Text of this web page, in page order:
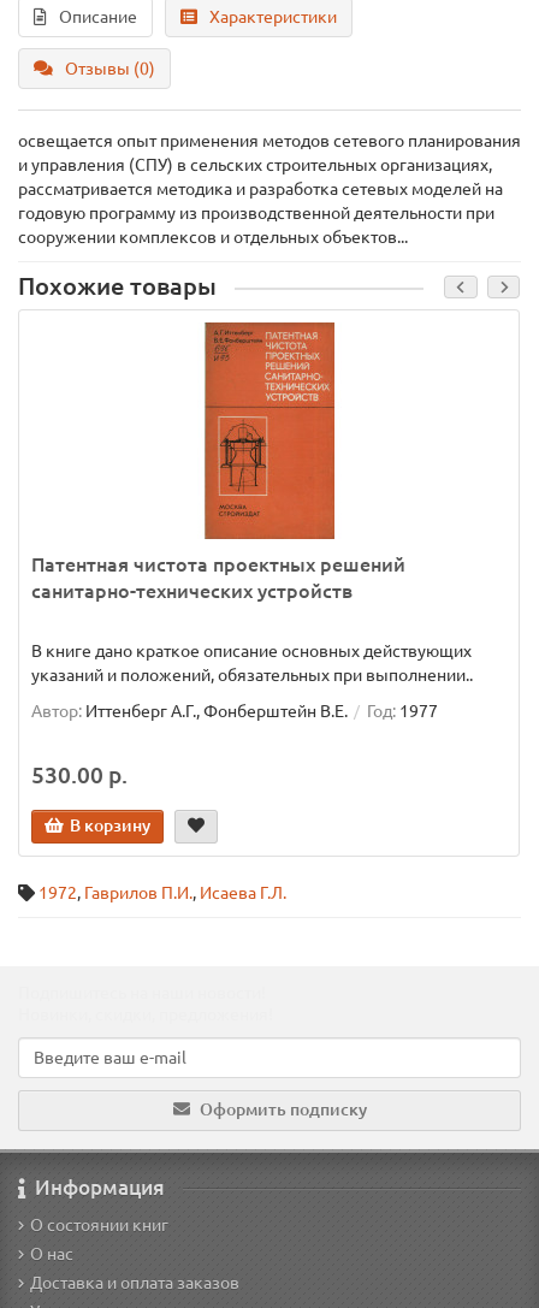
Описание Характеристики
Отзывы (0)
освещается опыт применения методов сетевого планирования
и управления (СПУ) в сельских строительных организациях,
рассматривается методика и разработка сетевых моделей на
годовую программу из производственной деятельности при
сооружении комплексов и отдельных объектов...
Похожие товары
Патентная чистота проектных решений
санитарно-технических устройств
В книге дано краткое описание основных действующих
указаний и положений, обязательных при выполнении..
Автор: Иттенберг А.Г., Фонберштейн В.Е. Год: 1977
530.00 р.
В корзину
1972, Гаврилов П.И., Исаева Г.Л.
Оформить подписку
Информация
О состоянии книг
О нас
Доставка и оплата заказов